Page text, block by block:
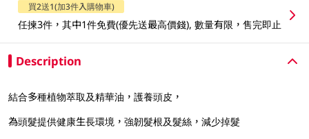
買2送1(加3件入購物車)
任揀3件，其中1件免費(優先送最高價錢), 數量有限，售完即止
Description
結合多種植物萃取及精華油，護養頭皮，
為頭髮提供健康生長環境，強韌髮根及髮絲，減少掉髮